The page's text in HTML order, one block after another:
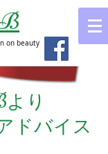
on beauty
より
バイス